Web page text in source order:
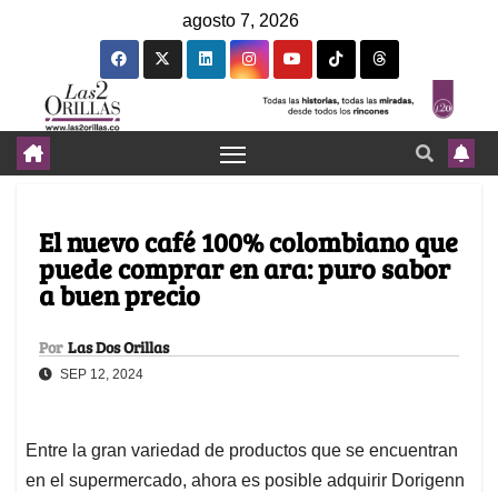
agosto 7, 2026
El nuevo café 100% colombiano que
puede comprar en ara: puro sabor
a buen precio
Por Las Dos Orillas
SEP 12, 2024
Entre la gran variedad de productos que se encuentran
en el supermercado, ahora es posible adquirir Dorigenn